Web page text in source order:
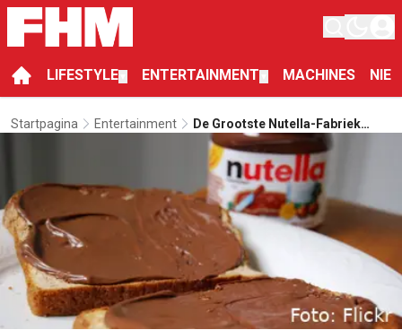
LIFESTYLE ENTERTAINMENT MACHINES
Startpagina Entertainment
De Grootste Nutella-Fabriek
Maakt Al Een Week Geen
Chocopasta Meer